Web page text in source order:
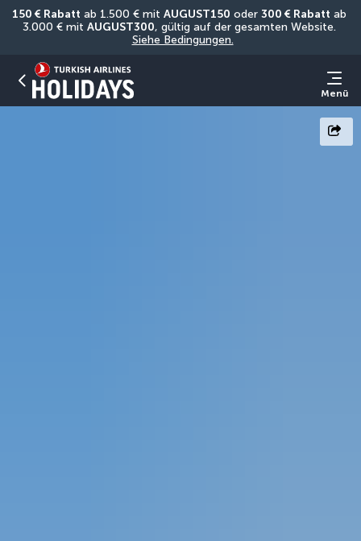
150 € Rabatt ab 1.500 € mit AUGUST150 oder 300 € Rabatt ab
3.000 € mit AUGUST300
Siehe Bedingungen.
Menü